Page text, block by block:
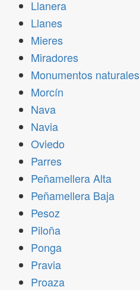
Llanera
Llanes
Mieres
Miradores
Monumentos naturales
Morcín
Nava
Navia
Oviedo
Parres
Peñamellera Alta
Peñamellera Baja
Pesoz
Piloña
Ponga
Pravia
Proaza